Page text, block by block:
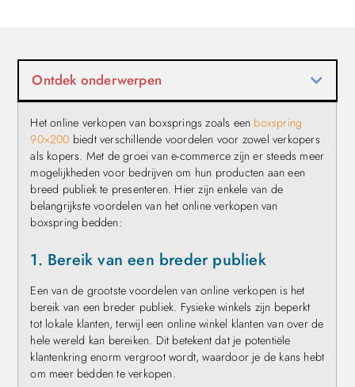
Het online verkopen van boxsprings zoals een boxspring
90×200 biedt verschillende voordelen voor zowel verkopers
als kopers. Met de groei van e-commerce zijn er steeds meer
mogelijkheden voor bedrijven om hun producten aan een
breed publiek te presenteren. Hier zijn enkele van de
belangrijkste voordelen van het online verkopen van
boxspring bedden:
1. Bereik van een breder publiek
Een van de grootste voordelen van online verkopen is het
bereik van een breder publiek. Fysieke winkels zijn beperkt
tot lokale klanten, terwijl een online winkel klanten van over de
hele wereld kan bereiken. Dit betekent dat je potentiële
klantenkring enorm vergroot wordt, waardoor je de kans hebt
om meer bedden te verkopen.
Ontdek onderwerpen